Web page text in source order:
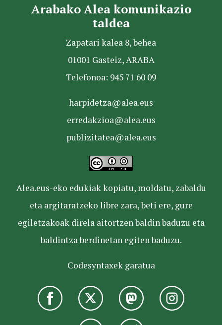
Arabako Alea komunikazio
taldea
Zapatari kalea 8, behea
01001 Gasteiz, ARABA
Telefonoa: 945 71 60 09
harpidetza@alea.eus
erredakzioa@alea.eus
publizitatea@alea.eus
Alea.eus-eko edukiak kopiatu, moldatu, zabaldu
eta argitaratzeko libre zara, beti ere, gure
egiletzakoak direla aitortzen baldin baduzu eta
baldintza berdinetan egiten baduzu.
Codesyntaxek garatua